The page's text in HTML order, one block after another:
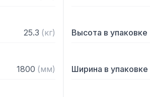
25.3 (кг) Высота в упаковке
1800 (мм) Ширина в упаковке